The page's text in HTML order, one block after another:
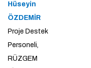
Hüseyin
ÖZDEMİR
Proje Destek
Personeli,
RÜZGEM